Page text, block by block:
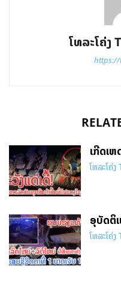
ໂທລະໂຄ່ງ
https://
ເກີດເ
ໂທລະໂຄ່
ອຸບັດຕິ
ໂທລະໂຄ່